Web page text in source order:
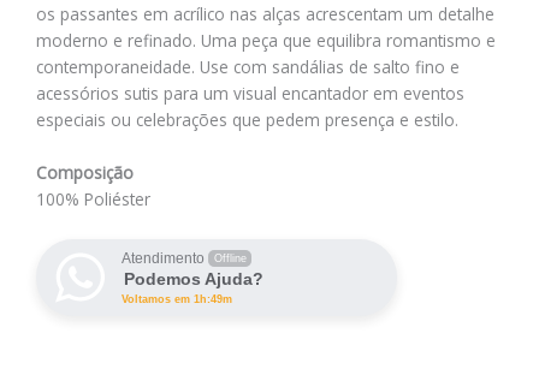
os passantes em acrílico nas alças acrescentam um detalhe
moderno e refinado. Uma peça que equilibra romantismo e
contemporaneidade. Use com sandálias de salto fino e
acessórios sutis para um visual encantador em eventos
especiais ou celebrações que pedem presença e estilo.
Composição
100% Poliéster
Atendimento Offline
Podemos Ajuda?
Voltamos em 1h:49m